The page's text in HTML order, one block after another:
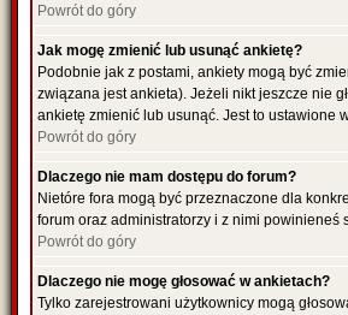
Powrót do góry
Jak mogę zmienić lub usunąć ankietę?
Podobnie jak z postami, ankiety mogą być
związana jest ankieta). Jeżeli nikt jeszcze nie
ankietę zmienić lub usunąć. Jest to ustawione
Powrót do góry
Dlaczego nie mam dostępu do forum?
Nietóre fora mogą być przeznaczone dla
forum oraz administratorzy i z nimi powinieneś
Powrót do góry
Dlaczego nie mogę głosować w ankietach?
Tylko zarejestrowani użytkownicy mogą